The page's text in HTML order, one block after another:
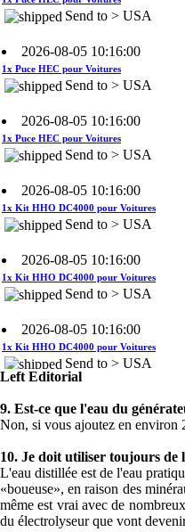
2026-08-05 10:16:00
Send to > USA
2026-08-05 10:16:00
Send to > USA
2026-08-05 10:16:00
Send to > USA
2026-08-05 10:16:00
Send to > USA
2026-08-05 10:16:00
Send to > USA
2026-08-04 09:13:36
d'eau
Send to >
2026-08-04 09:13:36
1x Système de contrôle du niveau
d'eau
Send to >
Left Editorial
9. Est-ce que l'eau du
Non, si vous ajoutez en environ
10. Je doit utiliser toujours de
L'eau distillée est de l'eau
«boueuse», en raison des
même est vrai avec de
du électrolyseur que vont